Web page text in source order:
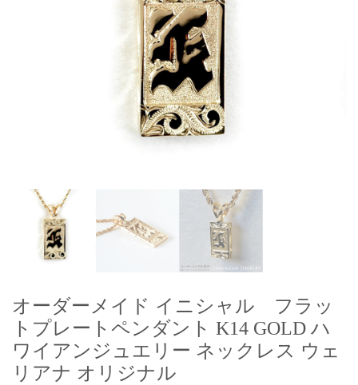
オーダーメイド イニシャル フラッ
トプレートペンダント K14 GOLD ハ
ワイアンジュエリー ネックレス ウェ
リアナ オリジナル